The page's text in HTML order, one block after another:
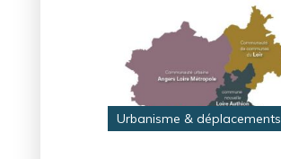
Urbanisme & déplacements